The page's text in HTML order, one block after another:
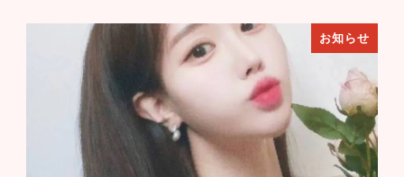
お知らせ